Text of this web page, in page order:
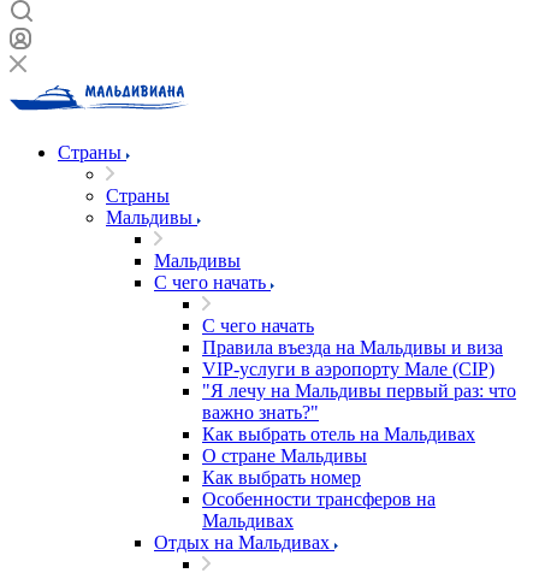
Страны
Страны
Мальдивы
Мальдивы
С чего начать
С чего начать
Правила въезда на Мальдивы и виза
VIP-услуги в аэропорту Мале (CIP)
"Я лечу на Мальдивы первый раз: что
важно знать?"
Как выбрать отель на Мальдивах
О стране Мальдивы
Как выбрать номер
Особенности трансферов на
Мальдивах
Отдых на Мальдивах